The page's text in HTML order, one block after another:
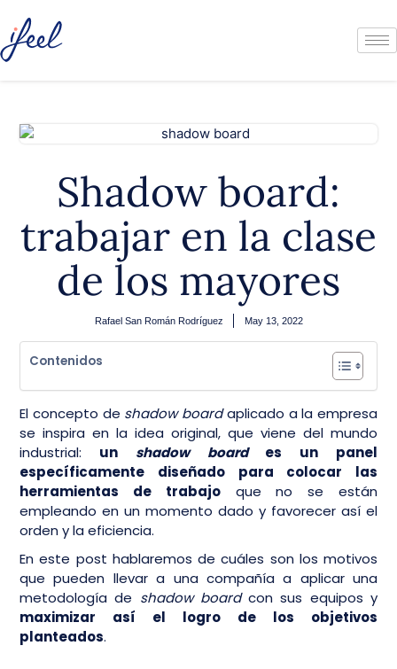
Shadow board:
trabajar en la clase
de los mayores
Rafael San Román Rodríguez May 13, 2022
Contenidos
El concepto de shadow boardaplicado a la empresa
se inspira en la idea original, que viene del mundo
industrial: un shadow boardes un panel
específicamente diseñado para colocar las
herramientas de trabajoque no se están
empleando en un momento dado y favorecer así el
orden y la eficiencia.
En este post hablaremos de cuáles son los motivos
que pueden llevar a una compañía a aplicar una
metodología de shadow boardcon sus equipos y
maximizar así el logro de los objetivos
planteados.